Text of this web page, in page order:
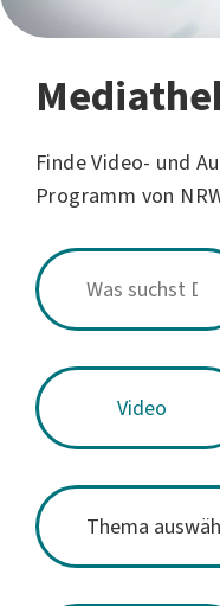
Finde Video- und
Programm von
Video